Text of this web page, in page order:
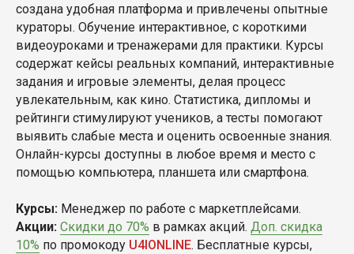
создана удобная платформа и привлечены опытные
кураторы. Обучение интерактивное, с короткими
видеоуроками и тренажерами для практики. Курсы
содержат кейсы реальных компаний, интерактивные
задания и игровые элементы, делая процесс
увлекательным, как кино. Статистика, дипломы и
рейтинги стимулируют учеников, а тесты помогают
выявить слабые места и оценить освоенные знания.
Онлайн-курсы доступны в любое время и место с
помощью компьютера, планшета или смартфона.
Курсы: Менеджер по работе с маркетплейсами.
Акции: Скидки до 70% в рамках акций. Доп. скидка
10% по промокоду U4IONLINE. Бесплатные курсы,